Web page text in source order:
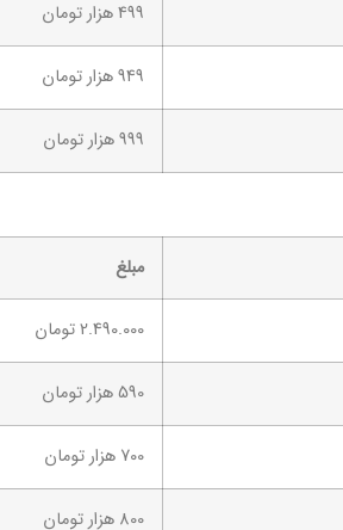
499 هزار تومان
949 هزار تومان
999 هزار تومان
مبلغ
2.490.000 تومان
590 هزار تومان
700 هزار تومان
800 هزار تومان